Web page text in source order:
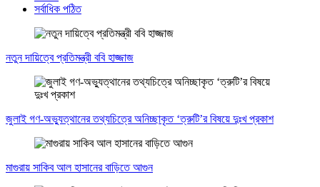
সর্বাধিক পঠিত
নতুন দায়িত্বে প্রতিমন্ত্রী ববি হাজ্জাজ
জুলাই গণ-অভ্যুত্থানের তথ্যচিত্রে অনিচ্ছাকৃত ‘ত্রুটি’র বিষয়ে দুঃখ প্রকাশ
মাগুরায় সাকিব আল হাসানের বাড়িতে আগুন